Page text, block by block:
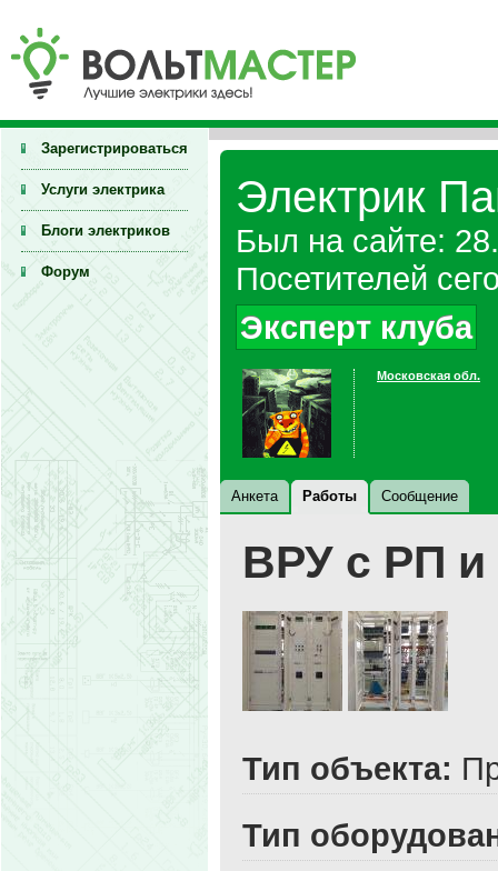
Зарегистрироваться
Услуги электрика
Блоги электриков
Форум
Электрик
Был на сайте:
Посетителей
Эксперт клуба
Московская обл.
Анкета Работы Сообщение
ВРУ с РП и
Тип объекта:
Тип